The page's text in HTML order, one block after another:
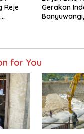
Reje
Gerakan
for You